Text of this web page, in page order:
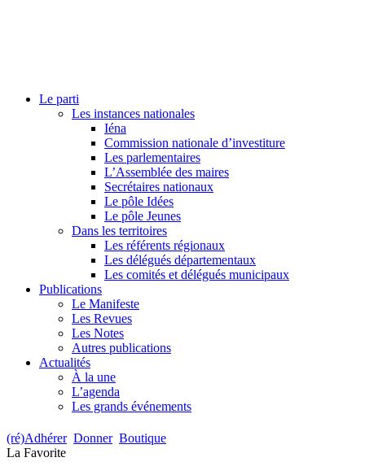
Le parti
Les instances nationales
Iéna
Commission nationale d’investiture
Les parlementaires
L’Assemblée des maires
Secrétaires nationaux
Le pôle Idées
Le pôle Jeunes
Dans les territoires
Les référents régionaux
Les délégués départementaux
Les comités et délégués municipaux
Publications
Le Manifeste
Les Revues
Les Notes
Autres publications
Actualités
À la une
L’agenda
Les grands événements
(ré)Adhérer Donner Boutique
La Favorite